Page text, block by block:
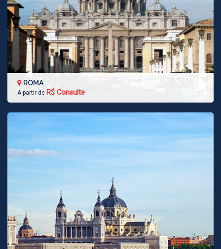
ROMA
A partir de R$ Consulte